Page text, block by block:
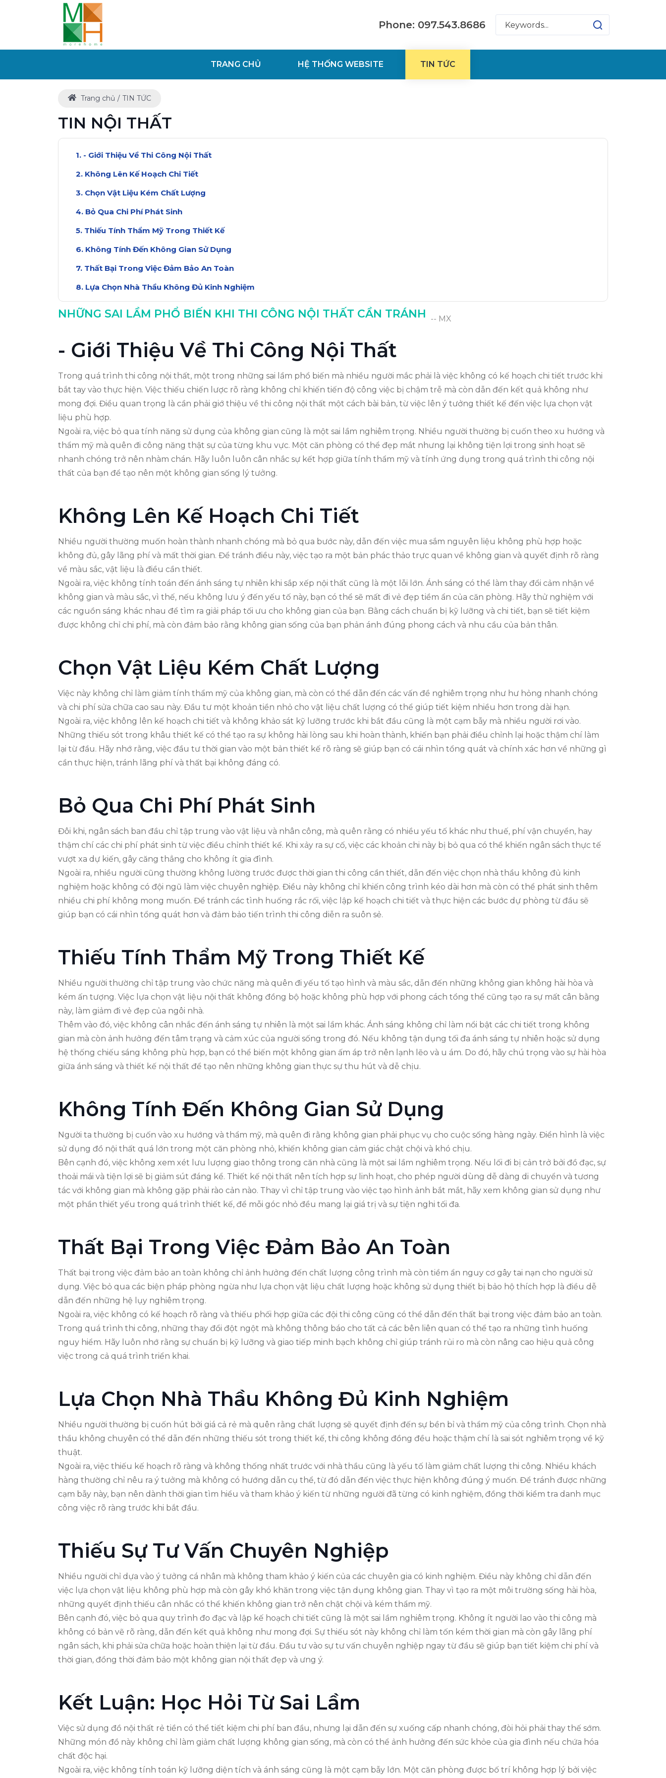
Phone: 097.543.8686
TRANG CHỦ HỆ THỐNG WEBSITE TIN TỨC
Trang chủ TIN TỨC
TIN NỘI THẤT
- Giới Thiệu Về Thi Công Nội Thất
Không Lên Kế Hoạch Chi Tiết
Chọn Vật Liệu Kém Chất Lượng
Bỏ Qua Chi Phí Phát Sinh
Thiếu Tính Thẩm Mỹ Trong Thiết Kế
Không Tính Đến Không Gian Sử Dụng
Thất Bại Trong Việc Đảm Bảo An Toàn
Lựa Chọn Nhà Thầu Không Đủ Kinh Nghiệm
Thiếu Sự Tư Vấn Chuyên Nghiệp
NHỮNG SAI LẦM PHỔ BIẾN KHI THI CÔNG NỘI THẤT CẦN TRÁNH -- MX
- Giới Thiệu Về Thi Công Nội Thất
Trong quá trình thi công nội thất, một trong những sai lầm phổ biến mà nhiều người mắc phải là việc không có kế hoạch chi tiết trước khi
bắt tay vào thực hiện. Việc thiếu chiến lược rõ ràng không chỉ khiến tiến độ công việc bị chậm trễ mà còn dẫn đến kết quả không như
mong đợi. Điều quan trọng là cần phải giớ thiệu về thi công nội thất một cách bài bản, từ việc lên ý tưởng thiết kế đến việc lựa chọn vật
liệu phù hợp.
Ngoài ra, việc bỏ qua tính năng sử dụng của không gian cũng là một sai lầm nghiêm trọng. Nhiều người thường bị cuốn theo xu hướng và
thẩm mỹ mà quên đi công năng thật sự của từng khu vực. Một căn phòng có thể đẹp mắt nhưng lại không tiện lợi trong sinh hoạt sẽ
nhanh chóng trở nên nhàm chán. Hãy luôn luôn cân nhắc sự kết hợp giữa tính thẩm mỹ và tính ứng dụng trong quá trình thi công nội
thất của bạn để tạo nên một không gian sống lý tưởng.
Không Lên Kế Hoạch Chi Tiết
Nhiều người thường muốn hoàn thành nhanh chóng mà bỏ qua bước này, dẫn đến việc mua sắm nguyên liệu không phù hợp hoặc
không đủ, gây lãng phí và mất thời gian. Để tránh điều này, việc tạo ra một bản phác thảo trực quan về không gian và quyết định rõ ràng
về màu sắc, vật liệu là điều cần thiết.
Ngoài ra, việc không tính toán đến ánh sáng tự nhiên khi sắp xếp nội thất cũng là một lỗi lớn. Ánh sáng có thể làm thay đổi cảm nhận về
không gian và màu sắc, vì thế, nếu không lưu ý đến yếu tố này, bạn có thể sẽ mất đi vẻ đẹp tiềm ẩn của căn phòng. Hãy thử nghiệm với
các nguồn sáng khác nhau để tìm ra giải pháp tối ưu cho không gian của bạn. Bằng cách chuẩn bị kỹ lưỡng và chi tiết, bạn sẽ tiết kiệm
được không chỉ chi phí, mà còn đảm bảo rằng không gian sống của bạn phản ánh đúng phong cách và nhu cầu của bản thân.
Chọn Vật Liệu Kém Chất Lượng
Việc này không chỉ làm giảm tính thẩm mỹ của không gian, mà còn có thể dẫn đến các vấn đề nghiêm trọng như hư hỏng nhanh chóng
và chi phí sửa chữa cao sau này. Đầu tư một khoản tiền nhỏ cho vật liệu chất lượng có thể giúp tiết kiệm nhiều hơn trong dài hạn.
Ngoài ra, việc không lên kế hoạch chi tiết và không khảo sát kỹ lưỡng trước khi bắt đầu cũng là một cạm bẫy mà nhiều người rơi vào.
Những thiếu sót trong khâu thiết kế có thể tạo ra sự không hài lòng sau khi hoàn thành, khiến bạn phải điều chỉnh lại hoặc thậm chí làm
lại từ đầu. Hãy nhớ rằng, việc đầu tư thời gian vào một bản thiết kế rõ ràng sẽ giúp bạn có cái nhìn tổng quát và chính xác hơn về những gì
cần thực hiện, tránh lãng phí và thất bại không đáng có.
Bỏ Qua Chi Phí Phát Sinh
Đôi khi, ngân sách ban đầu chỉ tập trung vào vật liệu và nhân công, mà quên rằng có nhiều yếu tố khác như thuế, phí vận chuyển, hay
thậm chí các chi phí phát sinh từ việc điều chỉnh thiết kế. Khi xảy ra sự cố, việc các khoản chi này bị bỏ qua có thể khiến ngân sách thực tế
vượt xa dự kiến, gây căng thẳng cho không ít gia đình.
Ngoài ra, nhiều người cũng thường không lường trước được thời gian thi công cần thiết, dẫn đến việc chọn nhà thầu không đủ kinh
nghiệm hoặc không có đội ngũ làm việc chuyên nghiệp. Điều này không chỉ khiến công trình kéo dài hơn mà còn có thể phát sinh thêm
nhiều chi phí không mong muốn. Để tránh các tình huống rắc rối, việc lập kế hoạch chi tiết và thực hiện các bước dự phòng từ đầu sẽ
giúp bạn có cái nhìn tổng quát hơn và đảm bảo tiến trình thi công diễn ra suôn sẻ.
Thiếu Tính Thẩm Mỹ Trong Thiết Kế
Nhiều người thường chỉ tập trung vào chức năng mà quên đi yếu tố tạo hình và màu sắc, dẫn đến những không gian không hài hòa và
kém ấn tượng. Việc lựa chọn vật liệu nội thất không đồng bộ hoặc không phù hợp với phong cách tổng thể cũng tạo ra sự mất cân bằng
này, làm giảm đi vẻ đẹp của ngôi nhà.
Thêm vào đó, việc không cân nhắc đến ánh sáng tự nhiên là một sai lầm khác. Ánh sáng không chỉ làm nổi bật các chi tiết trong không
gian mà còn ảnh hưởng đến tâm trạng và cảm xúc của người sống trong đó. Nếu không tận dụng tối đa ánh sáng tự nhiên hoặc sử dụng
hệ thống chiếu sáng không phù hợp, bạn có thể biến một không gian ấm áp trở nên lạnh lẽo và u ám. Do đó, hãy chú trọng vào sự hài hòa
giữa ánh sáng và thiết kế nội thất để tạo nên những không gian thực sự thu hút và dễ chịu.
Không Tính Đến Không Gian Sử Dụng
Người ta thường bị cuốn vào xu hướng và thẩm mỹ, mà quên đi rằng không gian phải phục vụ cho cuộc sống hàng ngày. Điển hình là việc
sử dụng đồ nội thất quá lớn trong một căn phòng nhỏ, khiến không gian cảm giác chật chội và khó chịu.
Bên cạnh đó, việc không xem xét lưu lượng giao thông trong căn nhà cũng là một sai lầm nghiêm trọng. Nếu lối đi bị cản trở bởi đồ đạc, sự
thoải mái và tiện lợi sẽ bị giảm sút đáng kể. Thiết kế nội thất nên tích hợp sự linh hoạt, cho phép người dùng dễ dàng di chuyển và tương
tác với không gian mà không gặp phải rào cản nào. Thay vì chỉ tập trung vào việc tạo hình ảnh bắt mắt, hãy xem không gian sử dụng như
một phần thiết yếu trong quá trình thiết kế, để mỗi góc nhỏ đều mang lại giá trị và sự tiện nghi tối đa.
Thất Bại Trong Việc Đảm Bảo An Toàn
Thất bại trong việc đảm bảo an toàn không chỉ ảnh hưởng đến chất lượng công trình mà còn tiềm ẩn nguy cơ gây tai nạn cho người sử
dụng. Việc bỏ qua các biện pháp phòng ngừa như lựa chọn vật liệu chất lượng hoặc không sử dụng thiết bị bảo hộ thích hợp là điều dễ
dẫn đến những hệ lụy nghiêm trọng.
Ngoài ra, việc không có kế hoạch rõ ràng và thiếu phối hợp giữa các đội thi công cũng có thể dẫn đến thất bại trong việc đảm bảo an toàn.
Trong quá trình thi công, những thay đổi đột ngột mà không thông báo cho tất cả các bên liên quan có thể tạo ra những tình huống
nguy hiểm. Hãy luôn nhớ rằng sự chuẩn bị kỹ lưỡng và giao tiếp minh bạch không chỉ giúp tránh rủi ro mà còn nâng cao hiệu quả công
việc trong cả quá trình triển khai.
Lựa Chọn Nhà Thầu Không Đủ Kinh Nghiệm
Nhiều người thường bị cuốn hút bởi giá cả rẻ mà quên rằng chất lượng sẽ quyết định đến sự bền bỉ và thẩm mỹ của công trình. Chọn nhà
thầu không chuyên có thể dẫn đến những thiếu sót trong thiết kế, thi công không đồng đều hoặc thậm chí là sai sót nghiêm trọng về kỹ
thuật.
Ngoài ra, việc thiếu kế hoạch rõ ràng và không thống nhất trước với nhà thầu cũng là yếu tố làm giảm chất lượng thi công. Nhiều khách
hàng thường chỉ nêu ra ý tưởng mà không có hướng dẫn cụ thể, từ đó dẫn đến việc thực hiện không đúng ý muốn. Để tránh được những
cạm bẫy này, bạn nên dành thời gian tìm hiểu và tham khảo ý kiến từ những người đã từng có kinh nghiệm, đồng thời kiểm tra danh mục
công việc rõ ràng trước khi bắt đầu.
Thiếu Sự Tư Vấn Chuyên Nghiệp
Nhiều người chỉ dựa vào ý tưởng cá nhân mà không tham khảo ý kiến của các chuyên gia có kinh nghiệm. Điều này không chỉ dẫn đến
việc lựa chọn vật liệu không phù hợp mà còn gây khó khăn trong việc tận dụng không gian. Thay vì tạo ra một môi trường sống hài hòa,
những quyết định thiếu cân nhắc có thể khiến không gian trở nên chật chội và kém thẩm mỹ.
Bên cạnh đó, việc bỏ qua quy trình đo đạc và lập kế hoạch chi tiết cũng là một sai lầm nghiêm trọng. Không ít người lao vào thi công mà
không có bản vẽ rõ ràng, dẫn đến kết quả không như mong đợi. Sự thiếu sót này không chỉ làm tốn kém thời gian mà còn gây lãng phí
ngân sách, khi phải sửa chữa hoặc hoàn thiện lại từ đầu. Đầu tư vào sự tư vấn chuyên nghiệp ngay từ đầu sẽ giúp bạn tiết kiệm chi phí và
thời gian, đồng thời đảm bảo một không gian nội thất đẹp và ưng ý.
Kết Luận: Học Hỏi Từ Sai Lầm
Việc sử dụng đồ nội thất rẻ tiền có thể tiết kiệm chi phí ban đầu, nhưng lại dẫn đến sự xuống cấp nhanh chóng, đòi hỏi phải thay thế sớm.
Những món đồ này không chỉ làm giảm chất lượng không gian sống, mà còn có thể ảnh hưởng đến sức khỏe của gia đình nếu chứa hóa
chất độc hại.
Ngoài ra, việc không tính toán kỹ lưỡng diện tích và ánh sáng cũng là một cạm bẫy lớn. Một căn phòng được bố trí không hợp lý bởi việc